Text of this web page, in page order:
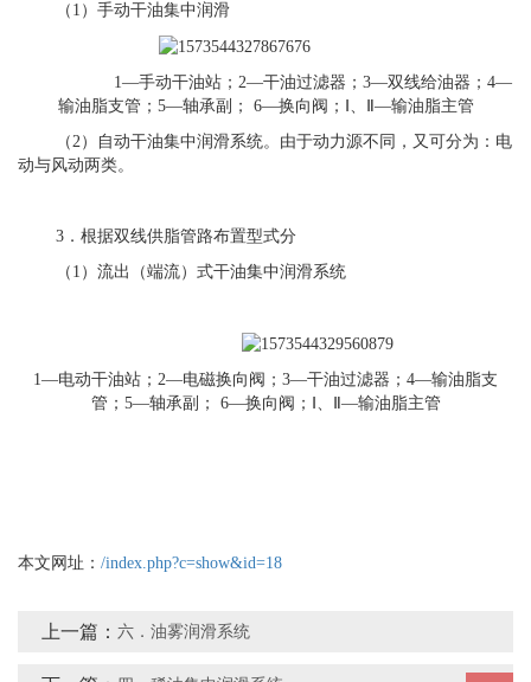
（1）手动干油集中润滑
1—手动干油站；2—干油过滤器；3—双线给油器；4—
输油脂支管；5—轴承副； 6—换向阀；Ⅰ、Ⅱ—输油脂主管
（2）自动干油集中润滑系统。由于动力源不同，又可分为：电
动与风动两类。
3．根据双线供脂管路布置型式分
（1）流出（端流）式干油集中润滑系统
1—电动干油站；2—电磁换向阀；3—干油过滤器；4—输油脂支
管；5—轴承副； 6—换向阀；Ⅰ、Ⅱ—输油脂主管
本文网址： /index.php?c=show&id=18
上一篇： 六．油雾润滑系统